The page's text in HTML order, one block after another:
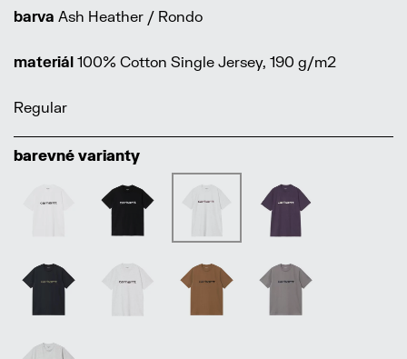
barva Ash Heather / Rondo
materiál 100% Cotton Single Jersey, 190 g/m2
Regular
barevné varianty